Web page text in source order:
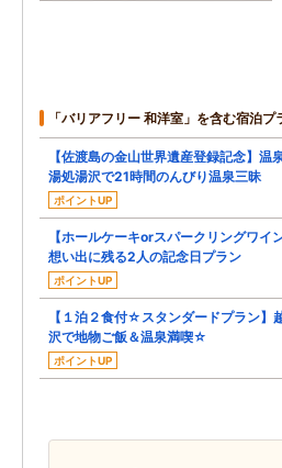
「バリアフリー 和洋室」を含む宿泊プ
【佐渡島の金山世界遺産登録記念】温
湯処湯沢で21時間のんびり温泉三昧
ポイントUP
【ホールケーキorスパークリングワイン
想い出に残る2人の記念日プラン
ポイントUP
【１泊２食付☆スタンダードプラン】
沢で地物ご飯＆温泉満喫☆
ポイントUP